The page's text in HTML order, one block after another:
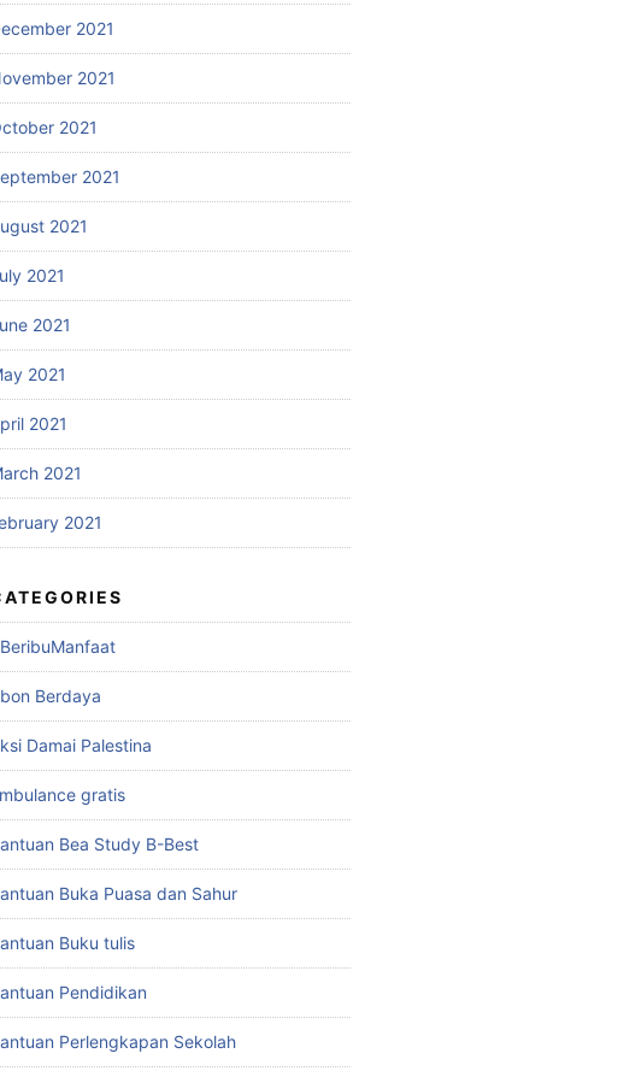
2021
2021
2021
2021
2021
2021
2021
2021
2021
2021
2021
Berdaya
Damai Palestina
gratis
Bea Study B-Best
Buka Puasa dan Sahur
Buku tulis
Pendidikan
Perlengkapan Sekolah